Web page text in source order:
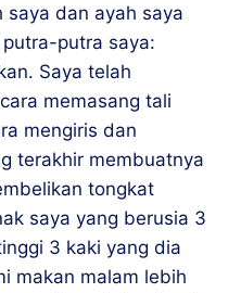
saya dan ayah saya
putra saya:
Saya telah
memasang tali
mengiris dan
terakhir membuatnya
tongkat
saya yang berusia 3
3 kaki yang dia
makan malam lebih